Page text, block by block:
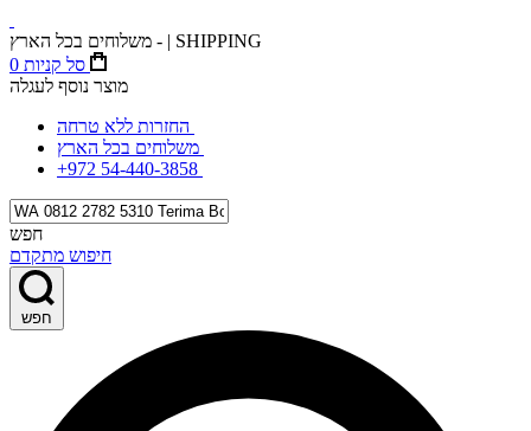
משלוחים בכל הארץ - | SHIPPING
0 סל קניות
מוצר נוסף לעגלה
+972 54-440-3858
חפש
חיפוש מתקדם
חפש